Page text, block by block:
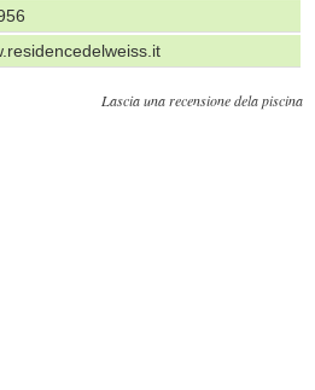
Lascia una recensione dela piscina